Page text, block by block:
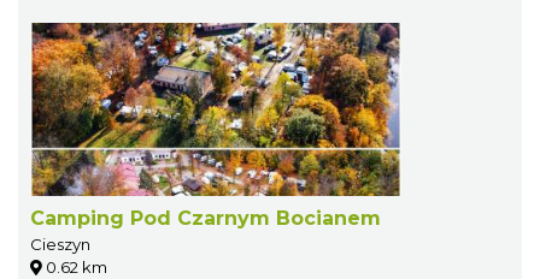
Camping Pod Czarnym Bocianem
Cieszyn
0.62 km